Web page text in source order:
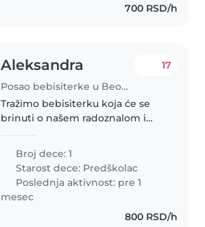
700 RSD/h
Aleksandra
Posao bebisiterke u Beograd
17
Tražimo bebisiterku koja će se
brinuti o našem radoznalom i
dete voli da se druži i da se bavi
razne aktivnosti. Potrebno je da
bebisiterka bude udobna..
Broj dece: 1
Starost dece: Predškolac
Poslednja aktivnost: pre 1
mesec
800 RSD/h